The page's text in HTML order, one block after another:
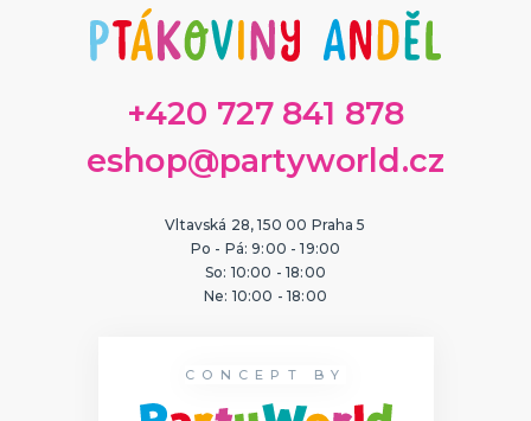
ORIGINÁLNÍ A VTIPNÉ DÁRKY
Polštáře s potiskem
Hrnečky
Šerpy s potiskem
Trička s potiskem
Zástěry s potiskem
Nažehlovačky
DALŠÍ KATEGORIE
PTÁKOVINY, ŽERTY, SRANDIČKY
+420 727 841 878
eshop@partyworld.cz
Vltavská 28, 150 00 Praha 5
Po - Pá: 9:00 - 19:00
So: 10:00 - 18:00
Ne: 10:00 - 18:00
CONCEPT BY